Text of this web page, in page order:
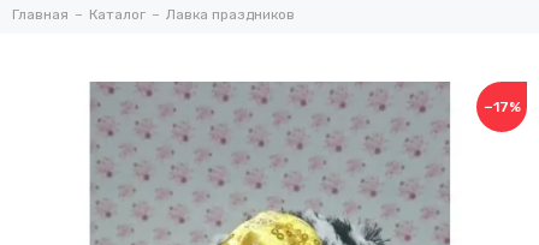
Главная Каталог Лавка праздников
−17%